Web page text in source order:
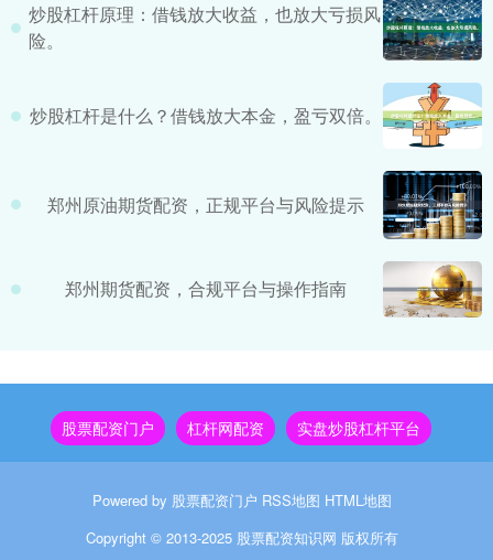
炒股杠杆原理：借钱放大收益，也放大亏损风
险。
炒股杠杆是什么？借钱放大本金，盈亏双倍。
郑州原油期货配资，正规平台与风险提示
郑州期货配资，合规平台与操作指南
股票配资门户 杠杆网配资 实盘炒股杠杆平台
Powered by 股票配资门户 RSS地图 HTML地图
Copyright © 2013-2025 股票配资知识网 版权所有